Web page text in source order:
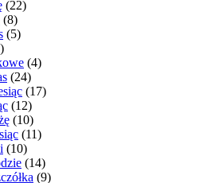
(22)
(8)
(5)
(4)
(24)
(17)
(12)
(10)
(11)
(10)
(14)
(9)